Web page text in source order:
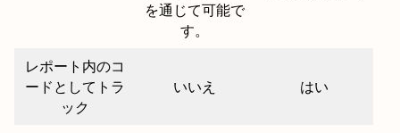
を通じて可能で
す。
レポート内のコ
ードとしてトラ
ック
いいえ はい